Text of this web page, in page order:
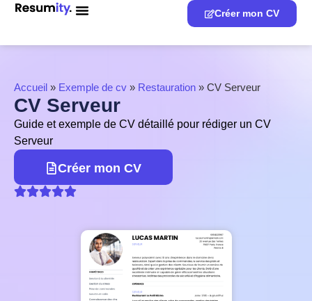
Créer mon CV
Accueil » Exemple de cv » Restauration » CV Serveur
CV Serveur
Guide et exemple de CV détaillé pour rédiger un CV
Serveur
Créer mon CV